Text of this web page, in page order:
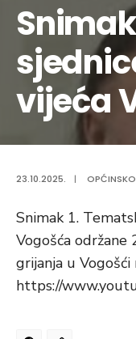
vijeća
23.10.2025. |
Snimak 1.
Vogošća
grijanja u
https://